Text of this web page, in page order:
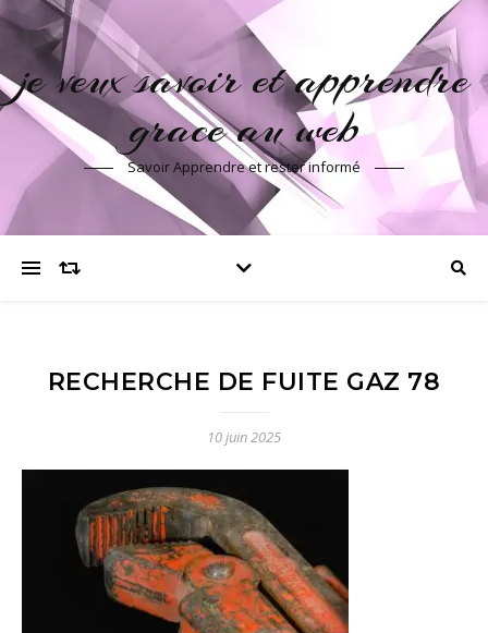
je veux savoir et apprendre
grace au web
Savoir Apprendre et rester informé
RECHERCHE DE FUITE GAZ 78
10 juin 2025